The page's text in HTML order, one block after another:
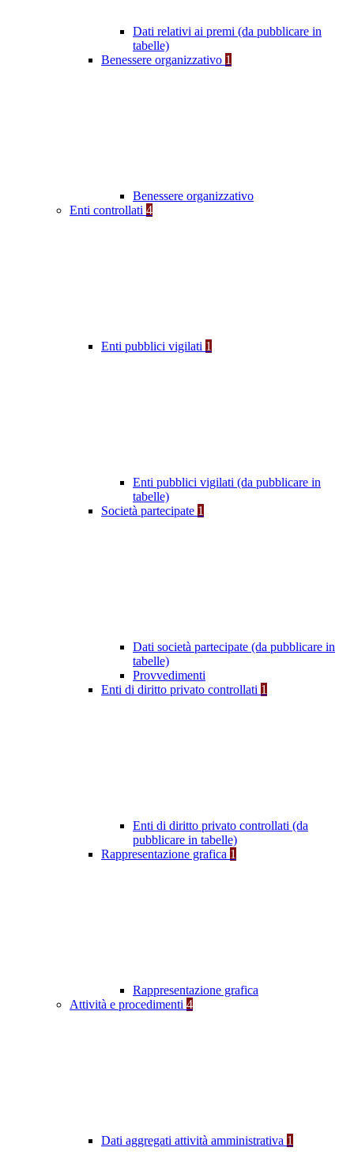
Dati relativi ai premi (da pubblicare in
tabelle)
Benessere organizzativo 1
Benessere organizzativo
Enti controllati 4
Enti pubblici vigilati 1
Enti pubblici vigilati (da pubblicare in
tabelle)
Società partecipate 1
Dati società partecipate (da pubblicare in
tabelle)
Provvedimenti
Enti di diritto privato controllati 1
Enti di diritto privato controllati (da
pubblicare in tabelle)
Rappresentazione grafica 1
Rappresentazione grafica
Attività e procedimenti 4
Dati aggregati attività amministrativa 1